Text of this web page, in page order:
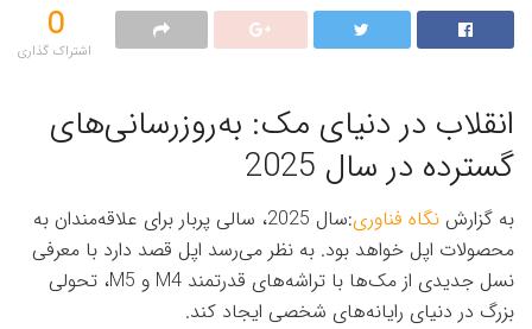
0
اشتراک گذاری‌
انقلاب در دنیای مک: به‌روزرسانی‌های
گسترده در سال 2025
به گزارش نگاه فناوری
:سال 2025، سالی پربار برای علاقه‌مندان به
محصولات اپل خواهد بود. به نظر می‌رسد اپل قصد دارد با معرفی
نسل جدیدی از مک‌ها با تراشه‌های قدرتمند M4 و M5، تحولی
بزرگ در دنیای رایانه‌های شخصی ایجاد کند.